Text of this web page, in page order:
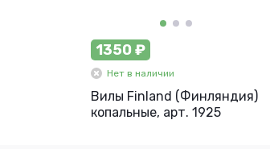
1350 ₽
Нет в наличии
Вилы Finland (Финляндия)
копальные, арт. 1925